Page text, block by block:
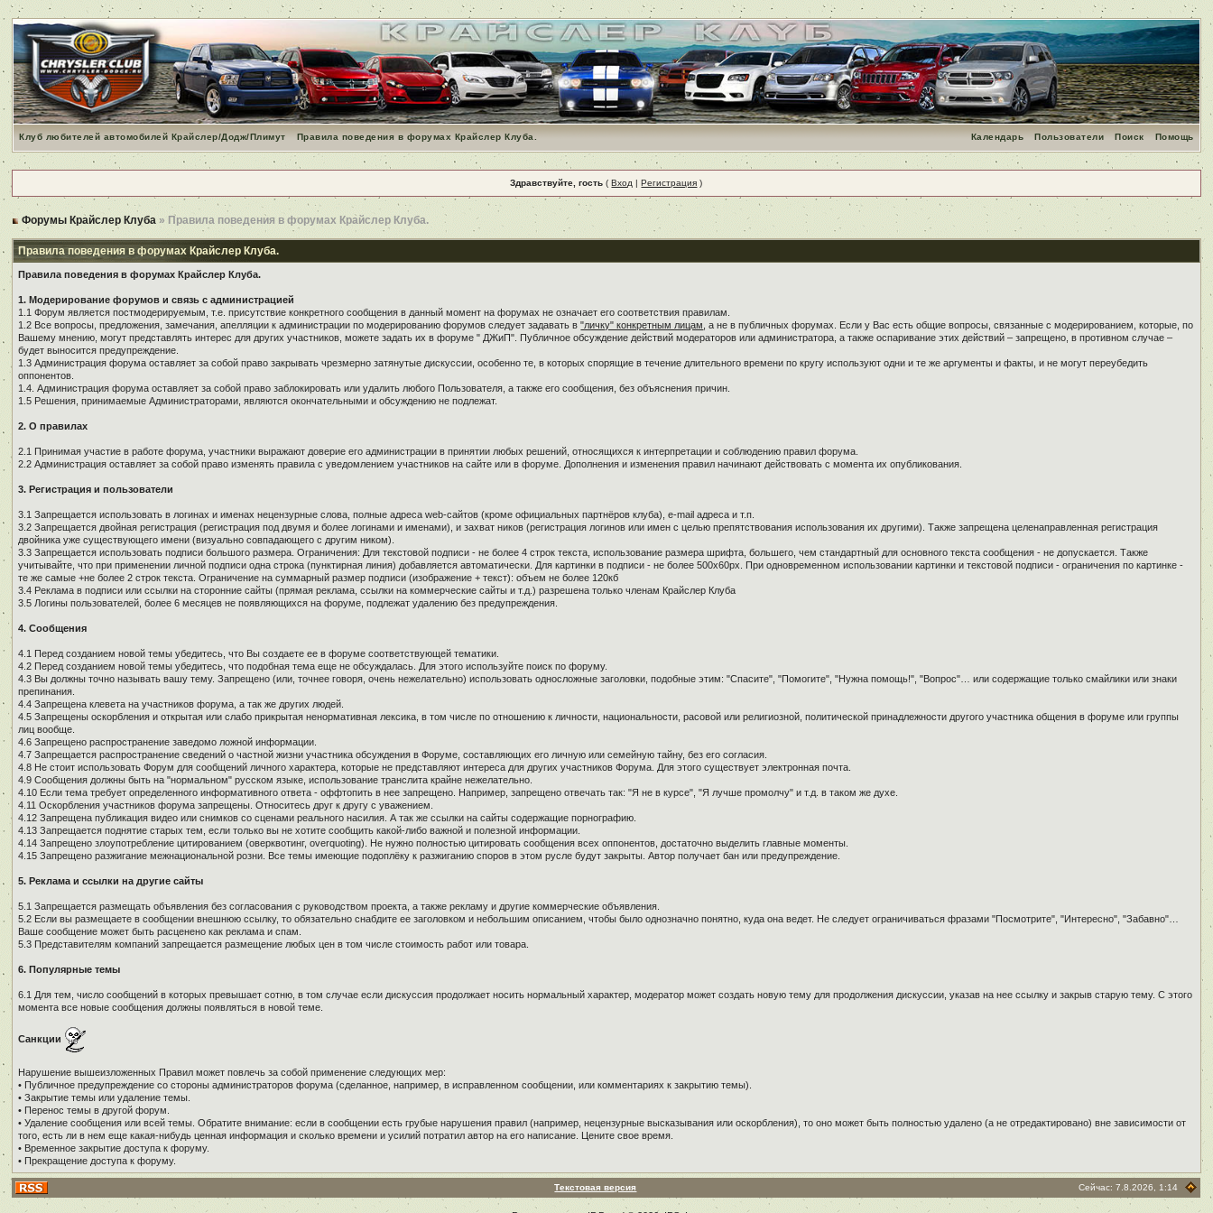
Клуб любителей автомобилей Крайслер/Додж/Плимут Правила поведения в форумах Крайслер Клуба. Помощь
Поиск
Пользователи
Календарь
Здравствуйте, гость (Вход |Регистрация )
Форумы Крайслер Клуба » Правила поведения в форумах Крайслер Клуба.
Правила поведения в форумах Крайслер Клуба.
Правила поведения в форумах Крайслер Клуба.
1. Модерирование форумов и связь с администрацией
1.1 Форум является постмодерируемым, т.е. присутствие конкретного сообщения в данный момент на форумах не означает его соответствия правилам.
1.2 Все вопросы, предложения, замечания, апелляции к администрации по модерированию форумов следует задавать в"личку" конкретным лицам , а не в публичных форумах. Если у Вас есть общие вопросы, связанные с модерированием, которые, по
Вашему мнению, могут представлять интерес для других участников, можете задать их в форуме " ДЖиП". Публичное обсуждение действий модераторов или администратора, а также оспаривание этих действий – запрещено, в противном случае –
будет выносится предупреждение.
1.3 Администрация форума оставляет за собой право закрывать чрезмерно затянутые дискуссии, особенно те, в которых спорящие в течение длительного времени по кругу используют одни и те же аргументы и факты, и не могут переубедить
оппонентов.
1.4. Администрация форума оставляет за собой право заблокировать или удалить любого Пользователя, а также его сообщения, без объяснения причин.
1.5 Решения, принимаемые Администраторами, являются окончательными и обсуждению не подлежат.
2. О правилах
2.1 Принимая участие в работе форума, участники выражают доверие его администрации в принятии любых решений, относящихся к интерпретации и соблюдению правил форума.
2.2 Администрация оставляет за собой право изменять правила с уведомлением участников на сайте или в форуме. Дополнения и изменения правил начинают действовать с момента их опубликования.
3. Регистрация и пользователи
3.1 Запрещается использовать в логинах и именах нецензурные слова, полные адреса web-сайтов (кроме официальных партнёров клуба), e-mail адреса и т.п.
3.2 Запрещается двойная регистрация (регистрация под двумя и более логинами и именами), и захват ников (регистрация логинов или имен с целью препятствования использования их другими). Также запрещена целенаправленная регистрация
двойника уже существующего имени (визуально совпадающего с другим ником).
3.3 Запрещается использовать подписи большого размера. Ограничения: Для текстовой подписи - не более 4 строк текста, использование размера шрифта, большего, чем стандартный для основного текста сообщения - не допускается. Также
учитывайте, что при применении личной подписи одна строка (пунктирная линия) добавляется автоматически. Для картинки в подписи - не более 500x60px. При одновременном использовании картинки и текстовой подписи - ограничения по картинке -
те же самые +не более 2 строк текста. Ограничение на суммарный размер подписи (изображение + текст): объем не более 120кб
3.4 Реклама в подписи или ссылки на сторонние сайты (прямая реклама, ссылки на коммерческие сайты и т.д.) разрешена только членам Крайслер Клуба
3.5 Логины пользователей, более 6 месяцев не появляющихся на форуме, подлежат удалению без предупреждения.
4. Сообщения
4.1 Перед созданием новой темы убедитесь, что Вы создаете ее в форуме соответствующей тематики.
4.2 Перед созданием новой темы убедитесь, что подобная тема еще не обсуждалась. Для этого используйте поиск по форуму.
4.3 Вы должны точно называть вашу тему. Запрещено (или, точнее говоря, очень нежелательно) использовать односложные заголовки, подобные этим: "Спасите", "Помогите", "Нужна помощь!", "Вопрос"… или содержащие только смайлики или знаки
препинания.
4.4 Запрещена клевета на участников форума, а так же других людей.
4.5 Запрещены оскорбления и открытая или слабо прикрытая ненормативная лексика, в том числе по отношению к личности, национальности, расовой или религиозной, политической принадлежности другого участника общения в форуме или группы
лиц вообще.
4.6 Запрещено распространение заведомо ложной информации.
4.7 Запрещается распространение сведений о частной жизни участника обсуждения в Форуме, составляющих его личную или семейную тайну, без его согласия.
4.8 Не стоит использовать Форум для сообщений личного характера, которые не представляют интереса для других участников Форума. Для этого существует электронная почта.
4.9 Сообщения должны быть на "нормальном" русском языке, использование транслита крайне нежелательно.
4.10 Если тема требует определенного информативного ответа - оффтопить в нее запрещено. Например, запрещено отвечать так: "Я не в курсе", "Я лучше промолчу" и т.д. в таком же духе.
4.11 Оскорбления участников форума запрещены. Относитесь друг к другу с уважением.
4.12 Запрещена публикация видео или снимков со сценами реального насилия. А так же ссылки на сайты содержащие порнографию.
4.13 Запрещается поднятие старых тем, если только вы не хотите сообщить какой-либо важной и полезной информации.
4.14 Запрещено злоупотребление цитированием (оверквотинг, overquoting). Не нужно полностью цитировать сообщения всех оппонентов, достаточно выделить главные моменты.
4.15 Запрещено разжигание межнациональной розни. Все темы имеющие подоплёку к разжиганию споров в этом русле будут закрыты. Автор получает бан или предупреждение.
5. Реклама и ссылки на другие сайты
5.1 Запрещается размещать объявления без согласования с руководством проекта, а также рекламу и другие коммерческие объявления.
5.2 Если вы размещаете в сообщении внешнюю ссылку, то обязательно снабдите ее заголовком и небольшим описанием, чтобы было однозначно понятно, куда она ведет. Не следует ограничиваться фразами "Посмотрите", "Интересно", "Забавно"…
Ваше сообщение может быть расценено как реклама и спам.
5.3 Представителям компаний запрещается размещение любых цен в том числе стоимость работ или товара.
6. Популярные темы
6.1 Для тем, число сообщений в которых превышает сотню, в том случае если дискуссия продолжает носить нормальный характер, модератор может создать новую тему для продолжения дискуссии, указав на нее ссылку и закрыв старую тему. С этого
момента все новые сообщения должны появляться в новой теме.
Санкции
Нарушение вышеизложенных Правил может повлечь за собой применение следующих мер:
• Публичное предупреждение со стороны администраторов форума (сделанное, например, в исправленном сообщении, или комментариях к закрытию темы).
• Закрытие темы или удаление темы.
• Перенос темы в другой форум.
• Удаление сообщения или всей темы. Обратите внимание: если в сообщении есть грубые нарушения правил (например, нецензурные высказывания или оскорбления), то оно может быть полностью удалено (а не отредактировано) вне зависимости от
того, есть ли в нем еще какая-нибудь ценная информация и сколько времени и усилий потратил автор на его написание. Цените свое время.
• Временное закрытие доступа к форуму.
• Прекращение доступа к форуму.
Текстовая версия Сейчас: 7.8.2026, 1:14